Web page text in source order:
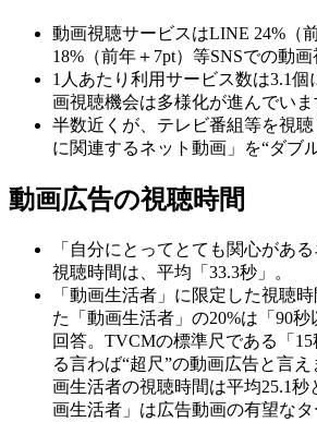
動画視聴サービスはLINE 24%（
18%（前年＋7pt）等SNSでの動画
1人あたり利用サービス数は3.1個
画視聴機会は多様化が進んでいま
半数近くが、テレビ番組等を視
に関連するネット動画」を“ダブ
動画広告の視聴時間
「自分にとってとても関心があ
視聴時間は、平均「33.3秒」。
「動画生活者」に限定した視聴
た「動画生活者」の20%は「90
回答。TVCMの標準尺である「15
る言わば“超尺”の動画広告と言
画生活者の視聴時間は平均25.1秒
画生活者」は広告動画の有望な